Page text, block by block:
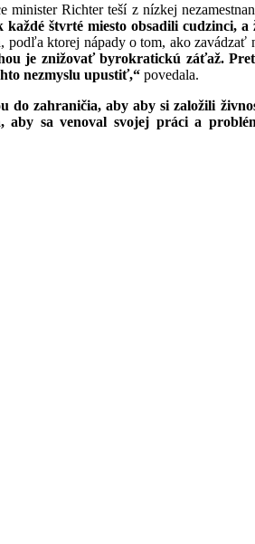
minister Richter teší z nízkej
štvrté miesto obsadili cudzinci, a
ktorej nápady o tom, ako zavádzať
je znižovať byrokratickú záťaž.
nezmyslu upustiť,“ povedala.
zahraničia, aby aby si založili
sa venoval svojej práci a